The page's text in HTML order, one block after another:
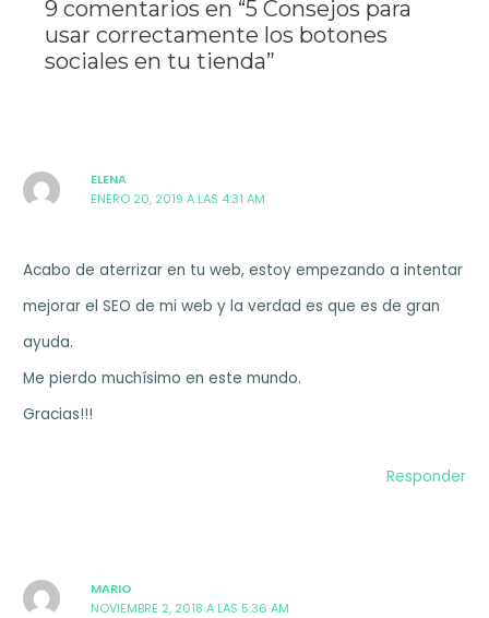
9 comentarios en “5 Consejos para
usar correctamente los botones
sociales en tu tienda”
ELENA
ENERO 20, 2019 A LAS 4:31 AM
Acabo de aterrizar en tu web, estoy empezando a intentar
mejorar el SEO de mi web y la verdad es que es de gran
ayuda.
Me pierdo muchísimo en este mundo.
Gracias!!!
Responder
MARIO
NOVIEMBRE 2, 2018 A LAS 5:36 AM